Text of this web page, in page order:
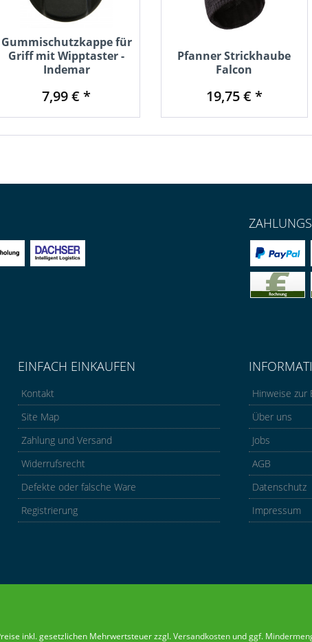
Gummischutzkappe für
Griff mit Wipptaster -
Indemar
7,99 € *
Pfanner Strickhaube
Falcon
19,75 € *
EINFACH EINKAUFEN
Kontakt
Site Map
Zahlung und Versand
Widerrufsrecht
Defekte oder falsche Ware
Registrierung
Hinweise zur
Über uns
Jobs
AGB
Datenschutz
Impressum
inkl. gesetzlichen Mehrwertsteuer zzgl.Versandkostenund ggf.